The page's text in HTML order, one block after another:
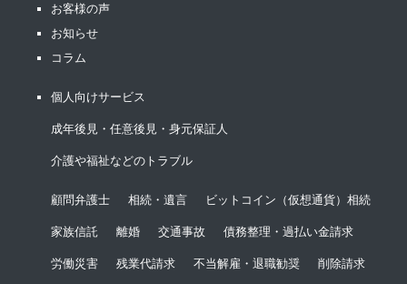
お客様の声
お知らせ
コラム
個人向けサービス
成年後見・任意後見・身元保証人
介護や福祉などのトラブル
顧問弁護士 相続・遺言 ビットコイン（仮想通貨）相続
家族信託 離婚 交通事故 債務整理・過払い金請求
労働災害 残業代請求 不当解雇・退職勧奨 削除請求